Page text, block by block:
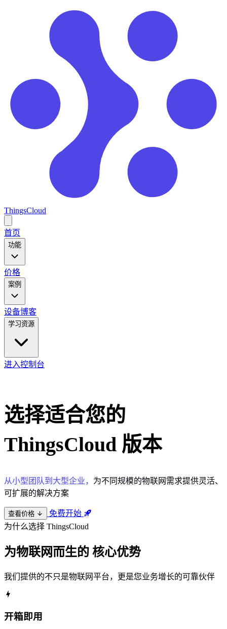
ThingsCloud
main
menu
首页
功能
价格
案例
设备博客
学习资源
进入控制台
选择适合您的
ThingsCloud 版本
从小型团队到大型企业， 为不同规模的物联网需求提供灵活、
可扩展的解决方案
查看价格
免费开始
为什么选择 ThingsCloud
为物联网而生的 核心优势
我们提供的不只是物联网平台，更是您业务增长的可靠伙伴
开箱即用